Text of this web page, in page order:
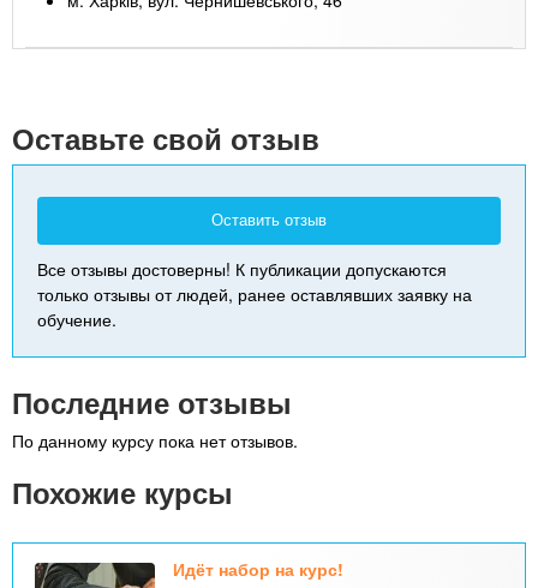
Оставьте свой отзыв
Оставить отзыв
Все отзывы достоверны! К публикации допускаются
только отзывы от людей, ранее оставлявших заявку на
обучение.
Последние отзывы
По данному курсу пока нет отзывов.
Похожие курсы
Идёт набор на курс!